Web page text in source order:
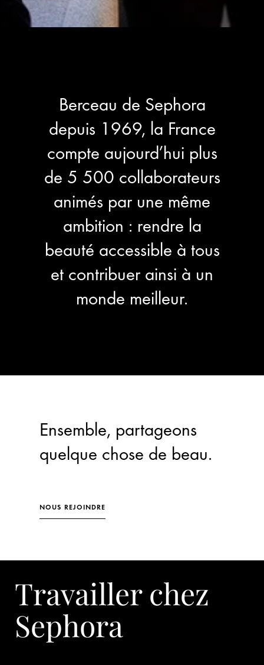
Berceau de Sephora
depuis 1969, la France
compte aujourd’hui plus
de 5 500 collaborateurs
animés par une même
ambition : rendre la
beauté accessible à tous
et contribuer ainsi à un
monde meilleur.
Ensemble, partageons
quelque chose de beau.
NOUS REJOINDRE
Travailler chez
Sephora